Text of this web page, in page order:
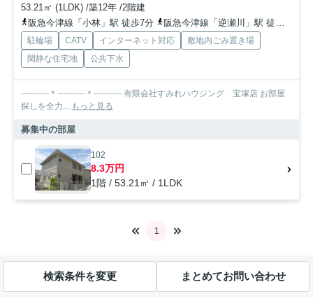
53.21㎡ (1LDK) /築12年 /2階建
阪急今津線「小林」駅 徒歩7分
阪急今津線「逆瀬川」駅 徒歩11分
駐輪場 CATV インターネット対応
敷地内ごみ置き場
閑静な住宅地
公共下水
----------＊----------＊---------- 有限会社すみれハウジング 宝塚店 お部屋
探しを全力...
もっと見る
募集中の部屋
102
8.3万円
1階 / 53.21㎡ / 1LDK
1
検索条件を変更 まとめてお問い合わせ